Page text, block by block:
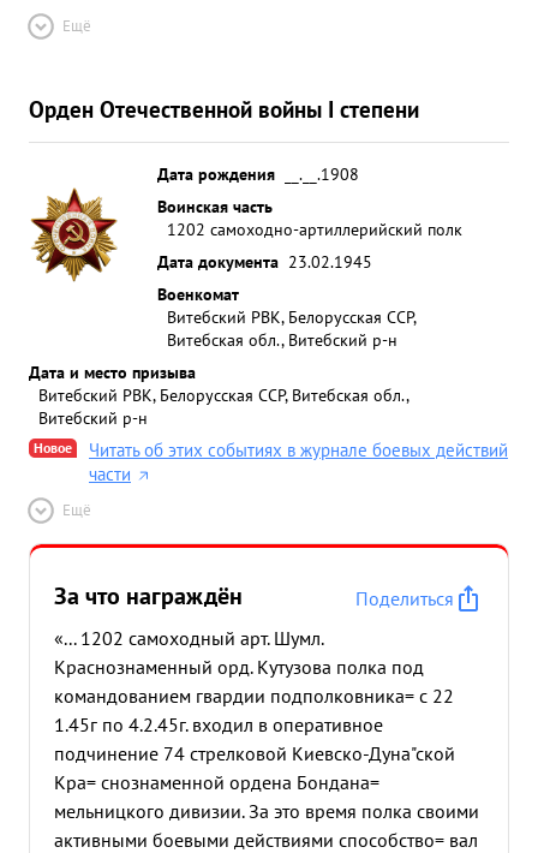
Ещё
Орден Отечественной войны I степени
Дата рождения
__.__.1908
Воинская часть
1202 самоходно-артиллерийский полк
Дата документа 23.02.1945
Военкомат
Витебский РВК, Белорусская ССР,
Витебская обл., Витебский р-н
Дата и место призыва
Витебский РВК, Белорусская ССР, Витебская обл.,
Витебский р-н
Новое
Читать об этих событиях в журнале боевых действий
части
Ещё
За что награждён
Поделиться
«... 1202 самоходный арт. Шумл.
Краснознаменный орд. Кутузова полка под
командованием гвардии подполковника= с 22
1.45г по 4.2.45г. входил в оперативное
подчинение 74 стрелковой Киевско-Дуна"ской
Кра= снознаменной ордена Бондана=
мельницкого дивизии. За это время полка своими
активными боевыми действиями способство= вал